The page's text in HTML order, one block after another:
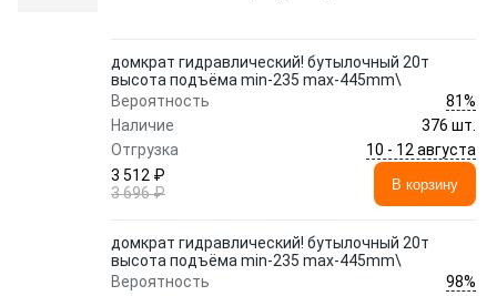
домкрат гидравлический! бутылочный 20т
высота подъёма min-235 max-445mm\
Вероятность
81%
Наличие
376 шт.
Отгрузка
10 - 12 августа
3 512 ₽
3 696 ₽
В корзину
домкрат гидравлический! бутылочный 20т
высота подъёма min-235 max-445mm\
Вероятность
98%